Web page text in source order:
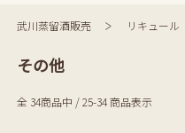
武川蒸留酒販売 リキュール
その他
全 34商品中 / 25-34 商品表示